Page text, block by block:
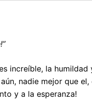
increíble, la
nadie mejor que
y a la esperanza!